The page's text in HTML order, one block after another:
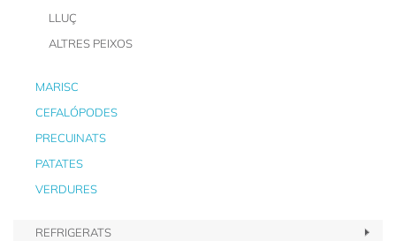
LLUÇ
ALTRES PEIXOS
MARISC
CEFALÓPODES
PRECUINATS
PATATES
VERDURES
REFRIGERATS